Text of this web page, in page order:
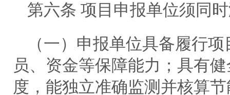
第六条 项目申报单位须同
（一）申报单位具备履行
员、资金等保障能力；具有
度，能独立准确监测并核算